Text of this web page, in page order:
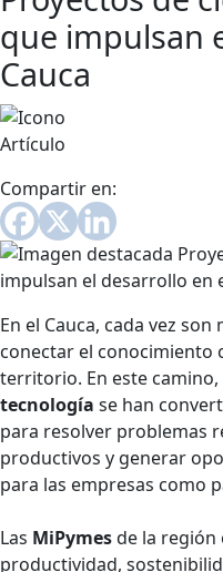
que impulsan
Cauca
Artículo
Compartir en:
En el Cauca, cada vez
conectar el conocimiento
territorio. En este camino,
tecnología se han
para resolver problemas
productivos y generar
para las empresas como
Las MiPymesde la
productividad,